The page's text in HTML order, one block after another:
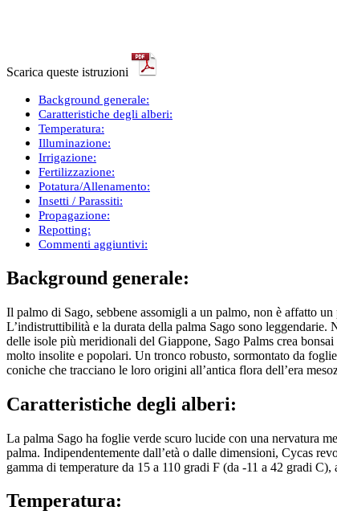
Scarica queste istruzioni
Background generale:
Caratteristiche degli alberi:
Temperatura:
Illuminazione:
Irrigazione:
Fertilizzazione:
Potatura/Allenamento:
Insetti / Parassiti:
Propagazione:
Repotting:
Commenti aggiuntivi:
Background generale:
Il palmo di Sago, sebbene assomigli a un palmo, non è affatto
L’indistruttibilità e la durata della palma Sago sono
delle isole più meridionali del Giappone, Sago Palms crea
molto insolite e popolari. Un tronco robusto, sormontato da
coniche che tracciano le loro origini all’antica flora dell’era
Caratteristiche degli alberi:
La palma Sago ha foglie verde scuro lucide con una nervatura
palma. Indipendentemente dall’età o dalle dimensioni, Cycas
gamma di temperature da 15 a 110 gradi F (da -11 a 42 gradi
Temperatura: